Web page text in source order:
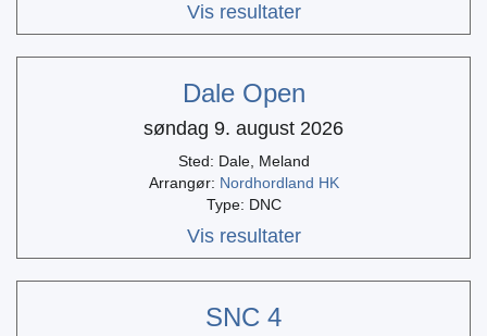
Vis resultater
Dale Open
søndag 9. august 2026
Sted: Dale, Meland
Arrangør: Nordhordland HK
Type: DNC
Vis resultater
SNC 4